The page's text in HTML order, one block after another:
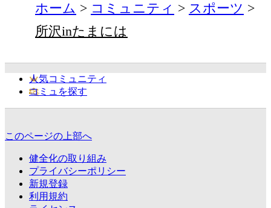
ホーム コミュニティ
スポーツ
所沢inたまには
人気コミュニティ
コミュを探す
このページの上部へ
健全化の取り組み
プライバシーポリシー
新規登録
利用規約